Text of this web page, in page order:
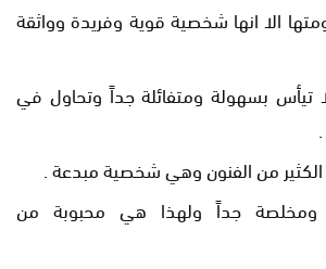
الا انها شخصية قوية وفريدة وواثقة
بسهولة ومتفائلة جداً وتحاول في
من الفنون وهي شخصية مبدعة .
جداً ولهذا هي محبوبة من